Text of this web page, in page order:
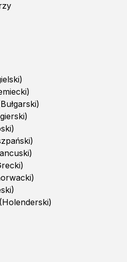
)
)
Bułgarski)
)
)
)
)
)
)
)
(Holenderski)